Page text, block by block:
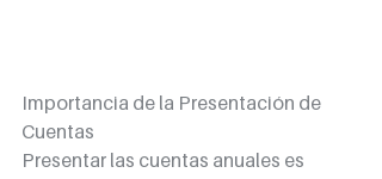
Importancia de la Presentación de
Cuentas
Presentar las cuentas anuales es